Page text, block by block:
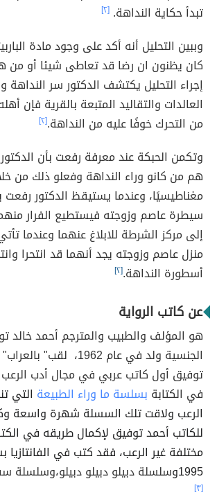
تبدأ حكاية النداهة. [٢]
وببين التحليل أنه أكد على وجود مادة
كان يظنون ان رضا قد تعاطى شيئا أو من
إجراء التحليل يكتشف الدكتور سر
العالدات والتقاليد المتبعة بالقرية فإن
من التحرك خوفًا عليه من النداهة.[٢]
وتكمن الحبكة عند معرفة رفعت بأن
هم من كانو وراء النداهة وفعلو ذلك من
مغناطيسيًا، وعندما يستيقظ الدكتور
سيطرة عاصم وزوجته فيستطيع الفرار
إلى مركز الشرطة للابلاغ عنهما وعندما
منزل عاصم وزوجته يجد أنهما قد انتحرا
أسطورة النداهة.[٢]
عن كاتب الرواية
هو المؤلف والطبيب والمترجم أحمد خالد
الجنسية ولد في عام 1962،
توفيق أول كاتب عربي في مجال أدب الرعب
في الكتابة بسلسة ما وراء الطبيعة التي
الرعب ولاقت تلك السسلة شهرة واسعة
للكاتب أحمد توفيق لإكمال طريقه في
مختلفة غير الرعب، فقد كتب في الفانتازيا
1995و سلسلة دبيلو دبيلو دبيلو،وسلسلة
[٣]